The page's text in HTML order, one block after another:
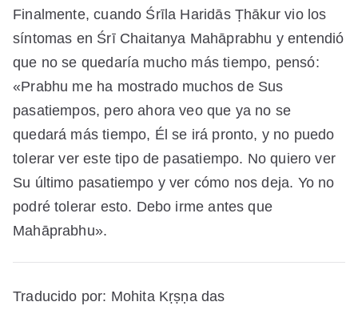
Finalmente, cuando Śrīla Haridās Ṭhākur vio los
síntomas en Śrī Chaitanya Mahāprabhu y entendió
que no se quedaría mucho más tiempo, pensó:
«Prabhu me ha mostrado muchos de Sus
pasatiempos, pero ahora veo que ya no se
quedará más tiempo, Él se irá pronto, y no puedo
tolerar ver este tipo de pasatiempo. No quiero ver
Su último pasatiempo y ver cómo nos deja. Yo no
podré tolerar esto. Debo irme antes que
Mahāprabhu».
Traducido por: Mohita Kṛṣṇa das